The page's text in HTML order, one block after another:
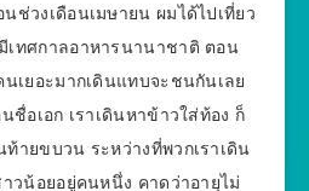
ช่วงเดือนเมษายน ผมได้ไปเที่ยว
ทศกาลอาหารนานาชาติ ตอน
เยอะมากเดินแทบจะชนกันเลย
ชื่อเอก เราเดินหาข้าวใส่ท้อง ก็
ายขบวน ระหว่างที่พวกเราเดิน
วน้อยอยู่คนหนึ่ง คาดว่าอายุไม่